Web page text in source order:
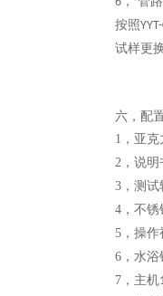
按照
试样更
六， 配
1， 亚克
2， 说明
3， 测试
4， 不锈
5， 操作
6， 水浴
7， 主机